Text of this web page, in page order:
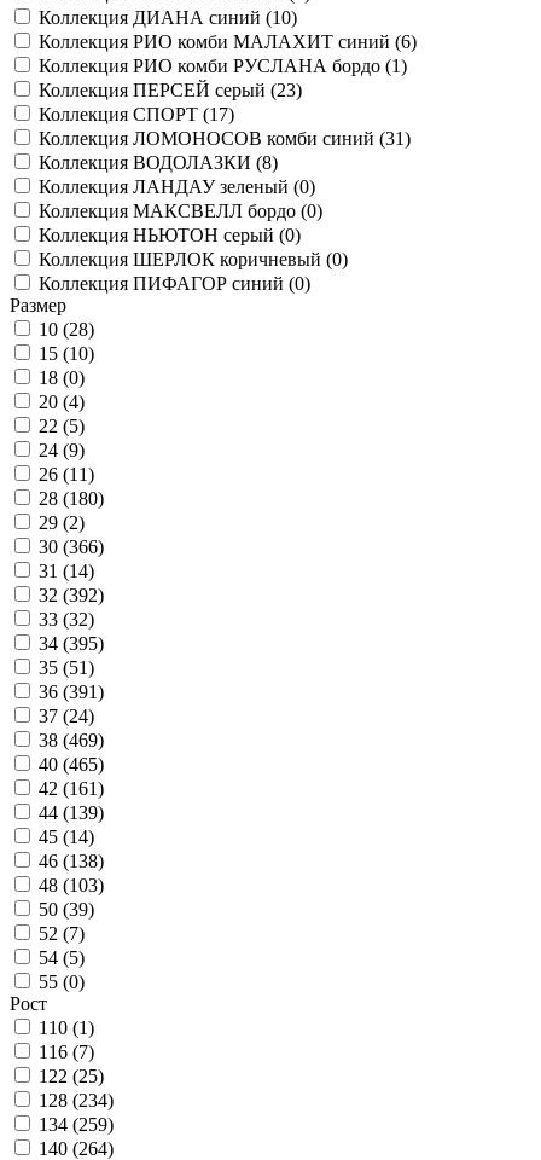
Коллекция ДИАНА синий (10)
Коллекция РИО комби МАЛАХИТ синий (6)
Коллекция РИО комби РУСЛАНА бордо (1)
Коллекция ПЕРСЕЙ серый (23)
Коллекция СПОРТ (17)
Коллекция ЛОМОНОСОВ комби синий (31)
Коллекция ВОДОЛАЗКИ (8)
Коллекция ЛАНДАУ зеленый (0)
Коллекция МАКСВЕЛЛ бордо (0)
Коллекция НЬЮТОН серый (0)
Коллекция ШЕРЛОК коричневый (0)
Коллекция ПИФАГОР синий (0)
Размер
10 (28)
15 (10)
18 (0)
20 (4)
22 (5)
24 (9)
26 (11)
28 (180)
29 (2)
30 (366)
31 (14)
32 (392)
33 (32)
34 (395)
35 (51)
36 (391)
37 (24)
38 (469)
40 (465)
42 (161)
44 (139)
45 (14)
46 (138)
48 (103)
50 (39)
52 (7)
54 (5)
55 (0)
Рост
110 (1)
116 (7)
122 (25)
128 (234)
134 (259)
140 (264)